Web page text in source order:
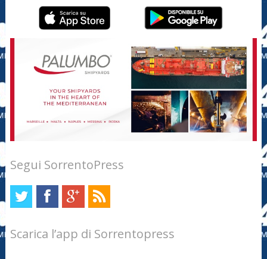
Segui SorrentoPress
Scarica l’app di Sorrentopress